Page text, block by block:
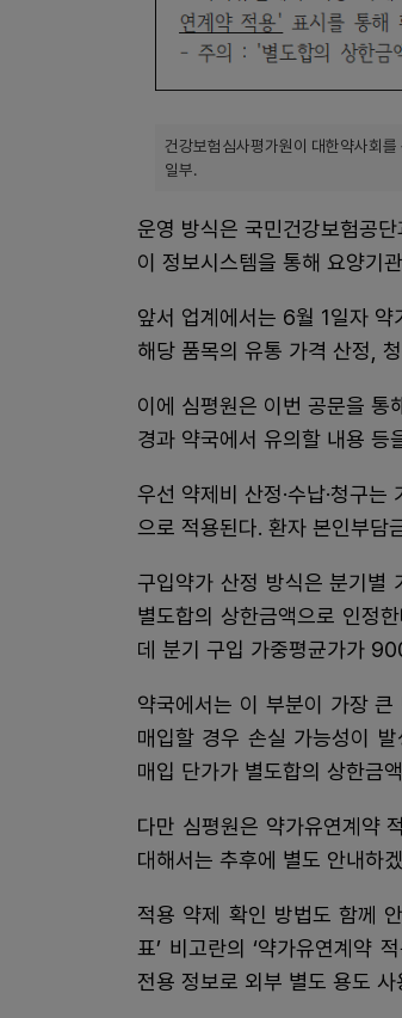
건강보험심사평가원이 대한약사회
일부.
운영 방식은 국민건강보험공
이 정보시스템을 통해 요양기
앞서 업계에서는 6월 1일자 약
해당 품목의 유통 가격 산정,
이에 심평원은 이번 공문을 통
경과 약국에서 유의할 내용 등
우선 약제비 산정·수납·청구는
으로 적용된다. 환자 본인부담
구입약가 산정 방식은 분기별
별도합의 상한금액으로 인정
데 분기 구입 가중평균가가
약국에서는 이 부분이 가장
매입할 경우 손실 가능성이
매입 단가가 별도합의 상한금
다만 심평원은 약가유연계약
대해서는 추후에 별도 안내하
적용 약제 확인 방법도 함께
표’ 비고란의 ‘약가유연계약
전용 정보로 외부 별도 용도 사